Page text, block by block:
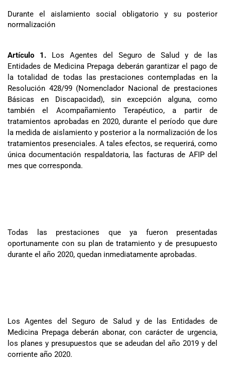
Durante el aislamiento social obligatorio y su posterior
normalización
Artículo 1.Los Agentes del Seguro de Salud y de las
Entidades de Medicina Prepaga deberán garantizar el pago de
la totalidad de todas las prestaciones contempladas en la
Resolución 428/99 (Nomenclador Nacional de prestaciones
Básicas en Discapacidad), sin excepción alguna, como
también el Acompañamiento Terapéutico, a partir de
tratamientos aprobadas en 2020, durante el período que dure
la medida de aislamiento y posterior a la normalización de los
tratamientos presenciales. A tales efectos, se requerirá, como
única documentación respaldatoria, las facturas de AFIP del
mes que corresponda.
Todas las prestaciones que ya fueron presentadas
oportunamente con su plan de tratamiento y de presupuesto
durante el año 2020, quedan inmediatamente aprobadas.
Los Agentes del Seguro de Salud y de las Entidades de
Medicina Prepaga deberán abonar, con carácter de urgencia,
los planes y presupuestos que se adeudan del año 2019 y del
corriente año 2020.